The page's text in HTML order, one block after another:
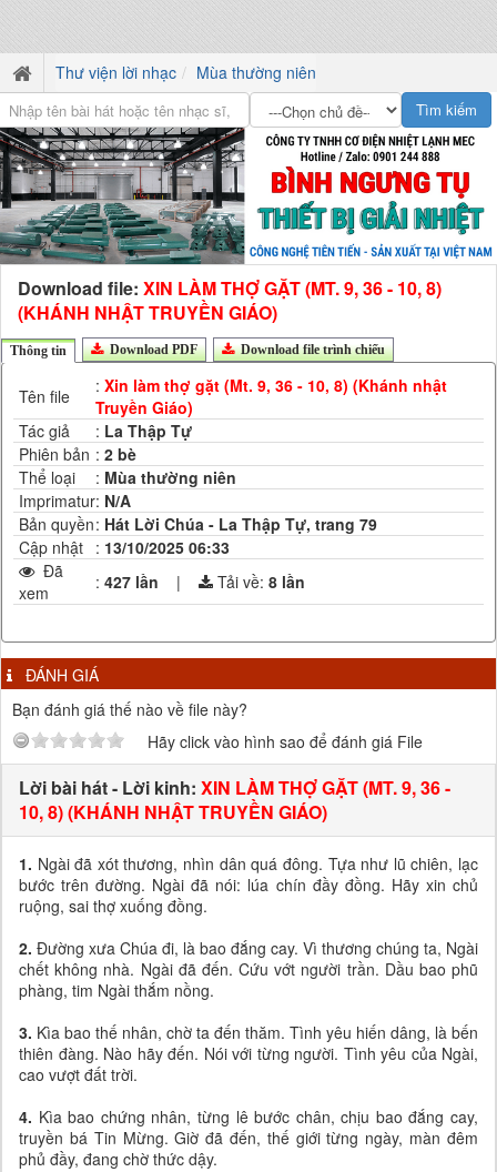
Thư viện lời nhạc Mùa thường niên
Download file: XIN LÀM THỢ GẶT (MT. 9, 36 - 10, 8)
(KHÁNH NHẬT TRUYỀN GIÁO)
Thông tin Download PDF Download file trình chiếu
Tên file : Xin làm thợ gặt (Mt. 9, 36 - 10, 8) (Khánh nhật
Truyền Giáo)
Tác giả
: La Thập Tự
Phiên bản : 2 bè
Thể loại
: Mùa thường niên
Imprimatur: N/A
Bản quyền: Hát Lời Chúa - La Thập Tự, trang 79
Cập nhật : 13/10/2025 06:33
Đã
xem
: 427 lần | Tải về: 8 lần
ĐÁNH GIÁ
Bạn đánh giá thế nào về file này?
Hãy click vào hình sao để đánh giá File
Lời bài hát - Lời kinh: XIN LÀM THỢ GẶT (MT. 9, 36 -
10, 8) (KHÁNH NHẬT TRUYỀN GIÁO)
1. Ngài đã xót thương, nhìn dân quá đông. Tựa như lũ chiên, lạc
bước trên đường. Ngài đã nói: lúa chín đầy đồng. Hãy xin chủ
ruộng, sai thợ xuống đồng.
2. Đường xưa Chúa đi, là bao đắng cay. Vì thương chúng ta, Ngài
chết không nhà. Ngài đã đến. Cứu vớt người trần. Dầu bao phũ
phàng, tim Ngài thắm nồng.
3. Kìa bao thế nhân, chờ ta đến thăm. Tình yêu hiến dâng, là bến
thiên đàng. Nào hãy đến. Nói với từng người. Tình yêu của Ngài,
cao vượt đất trời.
4. Kìa bao chứng nhân, từng lê bước chân, chịu bao đắng cay,
truyền bá Tin Mừng. Giờ đã đến, thế giới từng ngày, màn đêm
phủ đầy, đang chờ thức dậy.